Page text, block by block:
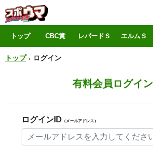
トップ CBC賞 レパードＳ エルムＳ
トップ ログイン
有料会員ログイン
ログインID （メールアドレス）